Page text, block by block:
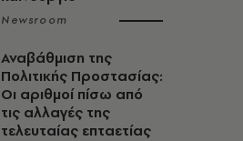
Newsroom
Αναβάθμιση της
Πολιτικής Προστασίας:
Οι αριθμοί πίσω από
τις αλλαγές της
τελευταίας επταετίας